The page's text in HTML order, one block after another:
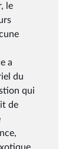
le
a
du
qui
de